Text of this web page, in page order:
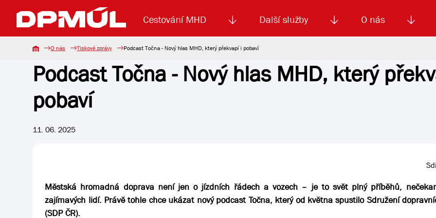
Cestování MHD
Uzavření mostu Dr. E. Beneše Koupit jízdenku Jízdné MHD El. jízdenka (EOS)
Další služby
Lanová dráha Reklama Smluvní doprava Autoškola
O nás
Základní údaje Aktuality Výběrová řízení Kariéra
O nás Tiskové zprávy Podcast Točna - Nový hlas MHD, který překvapí i pobaví
Podcast Točna - Nový hlas MHD, který
pobaví
11. 06. 2025
Městská hromadná doprava není jen o jízdních řádech a vozech – je to svět plný příběhů,
zajímavých lidí. Právě tohle chce ukázat nový podcast Točna, který od května spustilo Sdružení
(SDP ČR).